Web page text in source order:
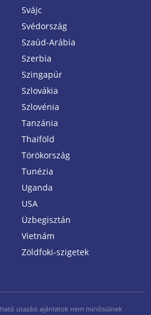
Svájc
Svédország
Szaúd-Arábia
Szerbia
Szingapúr
Szlovákia
Szlovénia
Tanzánia
Thaiföld
Törökország
Tunézia
Uganda
USA
Üzbegisztán
Vietnám
Zöldfoki-szigetek
utazási ajánlatok nem minősülnek